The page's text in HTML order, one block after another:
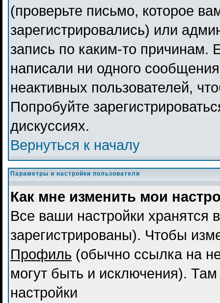
(проверьте письмо, которое
зарегистрировались) или
запись по каким-то причинам.
написали ни одного
неактивных пользователей,
Попробуйте
дискуссиях.
Вернуться к началу
Параметры и настройки пользователя
Как мне изменить мои
Все ваши настройки хранятся
зарегистрированы). Чтобы
Профиль (обычно ссылка на
могут быть и исключения).
настройки